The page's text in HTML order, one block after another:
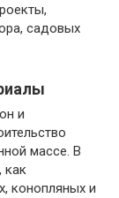
садовых
и
массе. В
как
конопляных и